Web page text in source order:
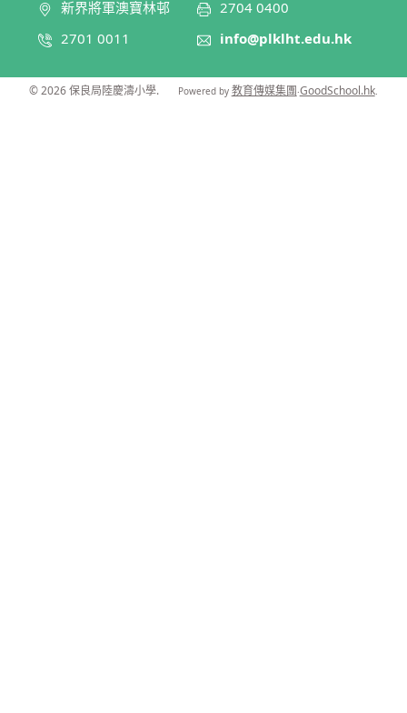
新界將軍澳寶林邨
2701 0011
2704 0400
info@plklht.edu.hk
© 2026保良局陸慶濤小學. Powered by 教育傳媒集團‧GoodSchool.hk.